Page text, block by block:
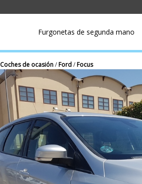
Furgonetas de segunda mano
Coches de ocasión/Ford/Focus